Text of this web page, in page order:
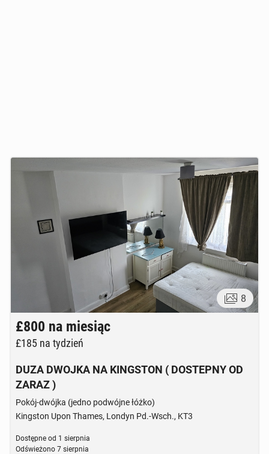
8
£800 na miesiąc
£185 na tydzień
DUZA DWOJKA NA KINGSTON ( DOSTEPNY OD
ZARAZ )
Pokój-dwójka (jedno podwójne łóżko)
Kingston Upon Thames, Londyn Pd.-Wsch., KT3
Dostępne od 1 sierpnia
Odświeżono 7 sierpnia